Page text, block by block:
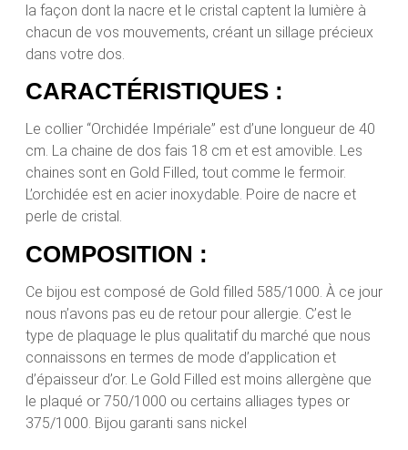
la façon dont la nacre et le cristal captent la lumière à
chacun de vos mouvements, créant un sillage précieux
dans votre dos.
CARACTÉRISTIQUES :
Le collier “Orchidée Impériale” est d’une longueur de 40
cm. La chaine de dos fais 18 cm et est amovible. Les
chaines sont en Gold Filled, tout comme le fermoir.
L’orchidée est en acier inoxydable. Poire de nacre et
perle de cristal.
COMPOSITION :
Ce bijou est composé de Gold filled 585/1000. À ce jour
nous n’avons pas eu de retour pour allergie. C’est le
type de plaquage le plus qualitatif du marché que nous
connaissons en termes de mode d’application et
d’épaisseur d’or. Le Gold Filled est moins allergène que
le plaqué or 750/1000 ou certains alliages types or
375/1000. Bijou garanti sans nickel